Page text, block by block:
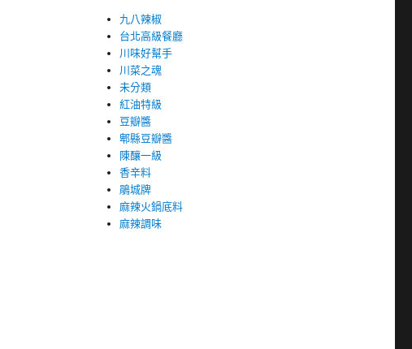
九八辣椒
台北高級餐廳
川味好幫手
川菜之魂
未分類
紅油特級
豆瓣醬
郫縣豆瓣醬
陳釀一級
香辛料
鵑城牌
麻辣火鍋底料
麻辣調味